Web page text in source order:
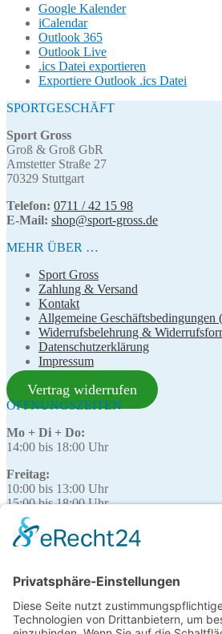
Google Kalender
iCalendar
Outlook 365
Outlook Live
.ics Datei exportieren
Exportiere Outlook .ics Datei
SPORTGESCHÄFT
Sport Gross
Groß & Groß GbR
Amstetter Straße 27
70329 Stuttgart
Telefon: 0711 / 42 15 98
E-Mail: shop@sport-gross.de
MEHR ÜBER …
Sport Gross
Zahlung & Versand
Kontakt
Allgemeine
Widerrufsbelehrung &
Datenschutzerklärung
Impressum
Vertrag widerrufen
ÖFFNUNGSZEITEN
Mo + Di + Do:
14:00 bis 18:00 Uhr
Freitag:
10:00 bis 13:00 Uhr
15:00 bis 18:00 Uhr
Samstag:
10:00 bis 13:00 Uhr
nicht geöffnet
SOFORT-KONTAKT